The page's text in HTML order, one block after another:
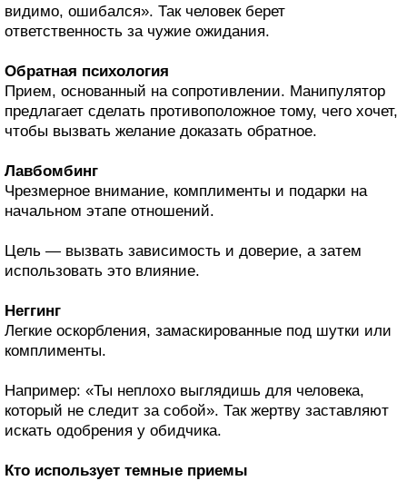
видимо, ошибался». Так человек берет
ответственность за чужие ожидания.
Обратная психология
Прием, основанный на сопротивлении. Манипулятор
предлагает сделать противоположное тому, чего хочет,
чтобы вызвать желание доказать обратное.
Лавбомбинг
Чрезмерное внимание, комплименты и подарки на
начальном этапе отношений.
Цель — вызвать зависимость и доверие, а затем
использовать это влияние.
Неггинг
Легкие оскорбления, замаскированные под шутки или
комплименты.
Например: «Ты неплохо выглядишь для человека,
который не следит за собой». Так жертву заставляют
искать одобрения у обидчика.
Кто использует темные приемы